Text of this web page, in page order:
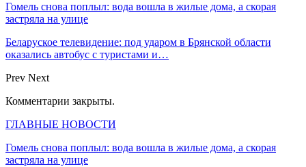
Гомель снова поплыл: вода вошла в жилые дома, а скорая
застряла на улице
Беларуское телевидение: под ударом в Брянской области
оказались автобус с туристами и…
Prev Next
Комментарии закрыты.
ГЛАВНЫЕ НОВОСТИ
Гомель снова поплыл: вода вошла в жилые дома, а скорая
застряла на улице